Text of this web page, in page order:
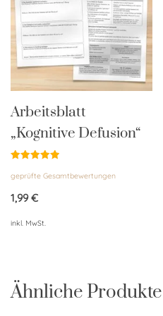
Arbeitsblatt
„Kognitive Defusion“
mit
von 5
geprüfte Gesamtbewertungen
1,99€
inkl. MwSt.
Ähnliche Produkte